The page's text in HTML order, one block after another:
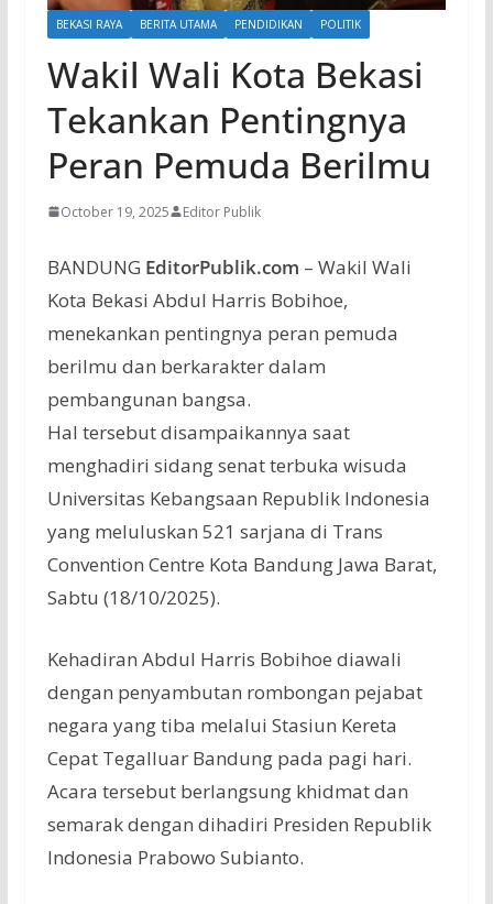
BEKASI RAYA BERITA UTAMA PENDIDIKAN POLITIK
Wakil Wali Kota Bekasi
Tekankan Pentingnya
Peran Pemuda Berilmu
October 19, 2025 Editor Publik
BANDUNG EditorPublik.com – Wakil Wali
Kota Bekasi Abdul Harris Bobihoe,
menekankan pentingnya peran pemuda
berilmu dan berkarakterdalam
pembangunan bangsa.
Hal tersebutdisampaikannya saat
menghadiri sidangsenatterbuka wisuda
Universitas Kebangsaan RepublikIndonesia
yang meluluskan 521 sarjana di Trans
Convention Centre Kota Bandung Jawa Barat,
Sabtu (18/10/2025).
Kehadiran Abdul Harris Bobihoe diawali
dengan penyambutan rombongan pejabat
negara yangtiba melalui Stasiun Kereta
Cepat TegalluarBandung pada pagi hari.
Acara tersebut berlangsung khidmatdan
semarakdengan dihadiri Presiden Republik
Indonesia Prabowo Subianto.